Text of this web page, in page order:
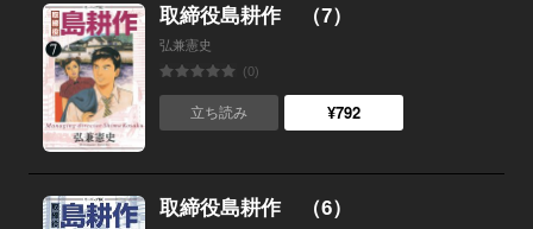
取締役島耕作 （7）
弘兼憲史
(0)
立ち読み ¥792
取締役島耕作 （6）